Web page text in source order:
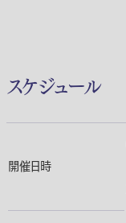
スケジュール
開催日時